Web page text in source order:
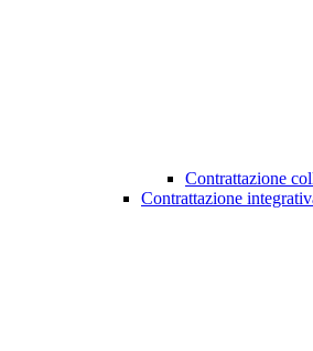
Contrattazione
Contrattazione